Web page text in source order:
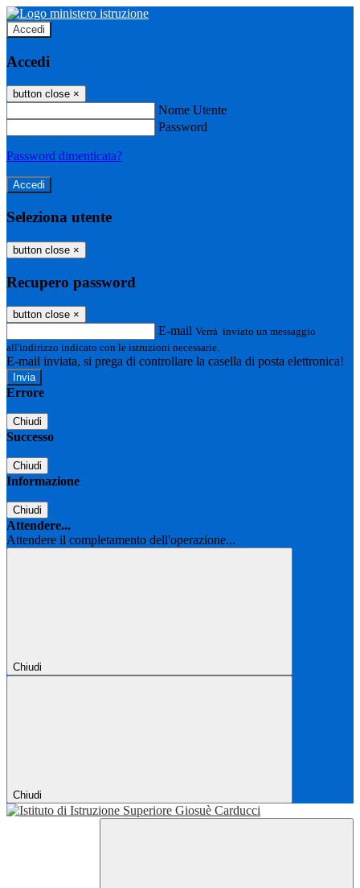
Accedi
Accedi
button close ×
Nome Utente
Password
Password dimenticata?
Seleziona utente
button close ×
Recupero password
button close ×
E-mail Verrà inviato un messaggio
all'indirizzo indicato con le istruzioni necessarie.
E-mail inviata, si prega di controllare la casella di posta elettronica!
Errore
Chiudi
Successo
Chiudi
Informazione
Chiudi
Attendere...
Attendere il completamento dell'operazione...
Chiudi
Chiudi